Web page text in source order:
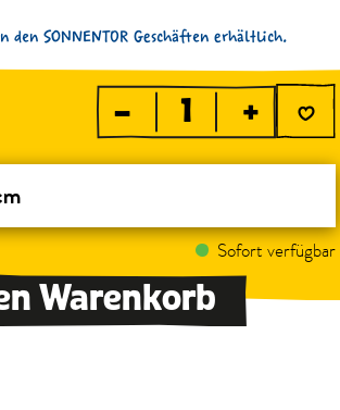
SONNENTOR Geschäften erhältlich.
– +
Sofort verfügbar
Warenkorb